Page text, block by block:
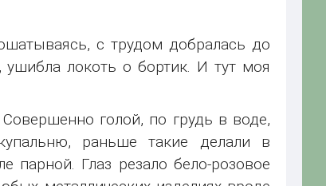
с трудом добралась до
ушибла локоть о бортик. И тут моя
голой, по грудь в воде,
раньше такие делали в
Глаз резало бело-розовое